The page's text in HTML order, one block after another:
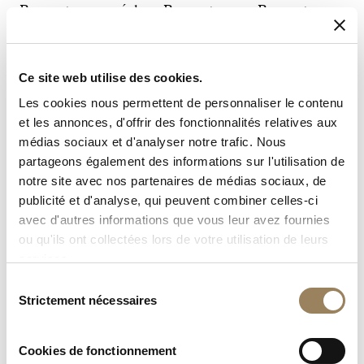
Ce site web utilise des cookies.
Les cookies nous permettent de personnaliser le contenu
et les annonces, d'offrir des fonctionnalités relatives aux
médias sociaux et d'analyser notre trafic. Nous
partageons également des informations sur l'utilisation de
notre site avec nos partenaires de médias sociaux, de
publicité et d'analyse, qui peuvent combiner celles-ci
avec d'autres informations que vous leur avez fournies
ou qu'ils ont collectées lors de votre utilisation de leurs
duStrictement nécessaires
Cookies de fonctionnement
Breguet » ou « réglage Breguet » ou « Breguet
vous rencontrez de tels cas, il n’est pas nécessaire
de nous consulter.
Les Registres Breguet
L’achat d’un garde-temps Breguet vous donne la
possibilité de faire inscrire votre nom dans les Registres
la fin du XVIIIe siècle et conservés Place Vendôme à
noms tels que Marie-Antoinette et Napoléon Bonaparte.